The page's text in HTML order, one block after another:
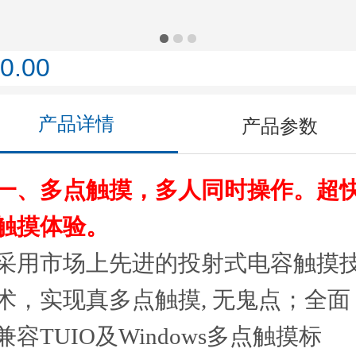
产品详情 产品参数
、多点触摸，多人同时操作。超
摸体验。
用市场上先进的投射式电容触摸
，实现真多点触摸, 无鬼点；全面
容TUIO及Windows多点触摸标